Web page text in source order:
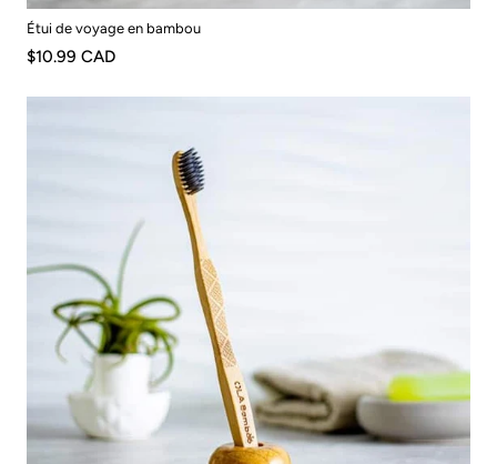
Étui de voyage en bambou
$10.99 CAD